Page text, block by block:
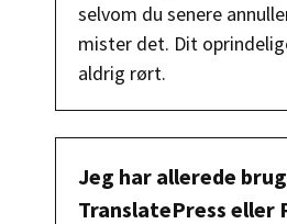
selvom du senere
mister det. Dit
aldrig rørt.
Jeg har allerede
TranslatePress eller